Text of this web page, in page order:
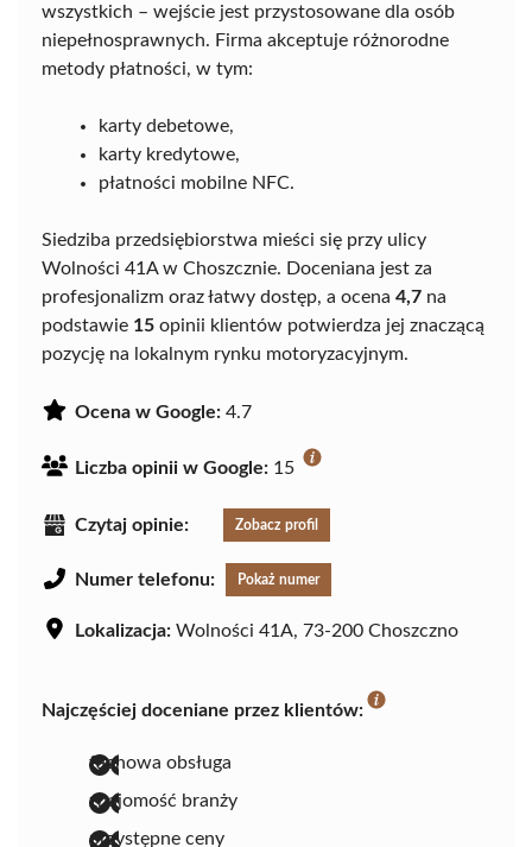
wszystkich – wejście jest przystosowane dla osób
niepełnosprawnych. Firma akceptuje różnorodne
metody płatności, w tym:
karty debetowe,
karty kredytowe,
płatności mobilne NFC.
Siedziba przedsiębiorstwa mieści się przy ulicy
Wolności 41A w Choszcznie. Doceniana jest za
profesjonalizm oraz łatwy dostęp, a ocena 4,7 na
podstawie 15 opinii klientów potwierdza jej znaczącą
pozycję na lokalnym rynku motoryzacyjnym.
Ocena w Google: 4.7
Liczba opinii w Google: 15
Czytaj opinie: Zobacz profil
Numer telefonu: Pokaż numer
Lokalizacja: Wolności 41A, 73-200 Choszczno
Najczęściej doceniane przez klientów:
fachowa obsługa
znajomość branży
przystępne ceny